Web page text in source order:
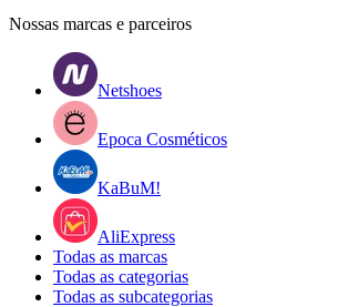
Nossas marcas e parceiros
Netshoes
Epoca Cosméticos
KaBuM!
AliExpress
Todas as marcas
Todas as categorias
Todas as subcategorias